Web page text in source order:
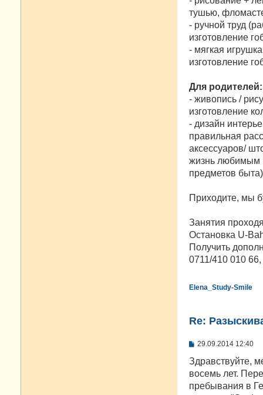
и
е
тушью,
- ручной труд
изготовление
- мягкая
изготовление
Для родителей:
- живопись /
изготовление
- дизайн
правильная
аксессуаров/
жизнь любимым
предметов
Приходите, мы
Занятия
Остановка U-
Получить
0711/410 010
Elena_Study-Smile
Re:
С
о
б
щ
е
н
29.09.2014 12:40
Здравствуйте,
восемь лет.
пребывания в